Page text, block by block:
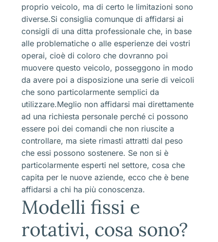
proprio veicolo, ma di certo le limitazioni sono
diverse.Si consiglia comunque di affidarsi ai
consigli di una ditta professionale che, in base
alle problematiche o alle esperienze dei vostri
operai, cioè di coloro che dovranno poi
muovere questo veicolo, posseggono in modo
da avere poi a disposizione una serie di veicoli
che sono particolarmente semplici da
utilizzare.Meglio non affidarsi mai direttamente
ad una richiesta personale perché ci possono
essere poi dei comandi che non riuscite a
controllare, ma siete rimasti attratti dal peso
che essi possono sostenere. Se non si è
particolarmente esperti nel settore, cosa che
capita per le nuove aziende, ecco che è bene
affidarsi a chi ha più conoscenza.
Modelli fissi e
rotativi, cosa sono?